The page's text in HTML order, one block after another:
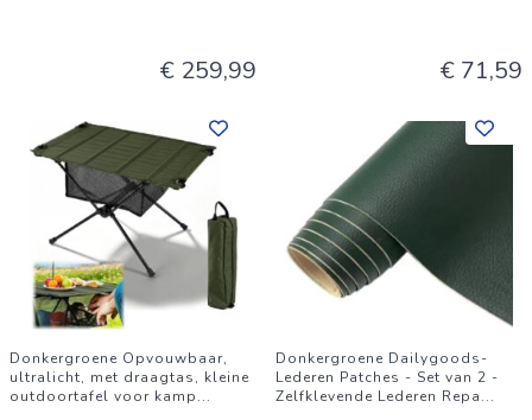
€ 259,99 € 71,59
Donkergroene Opvouwbaar,
ultralicht, met draagtas, kleine
outdoortafel voor kamp...
Donkergroene Dailygoods-
Lederen Patches - Set van 2 -
Zelfklevende Lederen Repa...